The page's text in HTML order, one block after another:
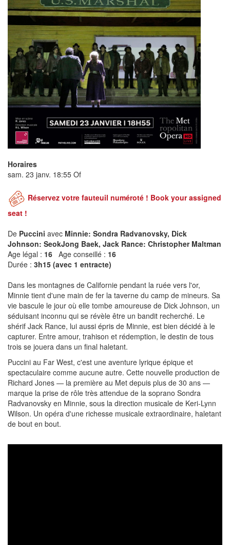
Horaires
sam. 23 janv. 18:55 Of
Réservez votre fauteuil numéroté ! Book your assigned
seat !
De Puccini avec Minnie: Sondra Radvanovsky, Dick
Johnson: SeokJong Baek, Jack Rance: Christopher Maltman
Age légal : 16 Age conseillé : 16
Durée : 3h15 (avec 1 entracte)
Dans les montagnes de Californie pendant la ruée vers l'or,
Minnie tient d'une main de fer la taverne du camp de mineurs. Sa
vie bascule le jour où elle tombe amoureuse de Dick Johnson, un
séduisant inconnu qui se révèle être un bandit recherché. Le
shérif Jack Rance, lui aussi épris de Minnie, est bien décidé à le
capturer. Entre amour, trahison et rédemption, le destin de tous
trois se jouera dans un final haletant.
Puccini au Far West, c'est une aventure lyrique épique et
spectaculaire comme aucune autre. Cette nouvelle production de
Richard Jones — la première au Met depuis plus de 30 ans —
marque la prise de rôle très attendue de la soprano Sondra
Radvanovsky en Minnie, sous la direction musicale de Keri-Lynn
Wilson. Un opéra d'une richesse musicale extraordinaire, haletant
de bout en bout.